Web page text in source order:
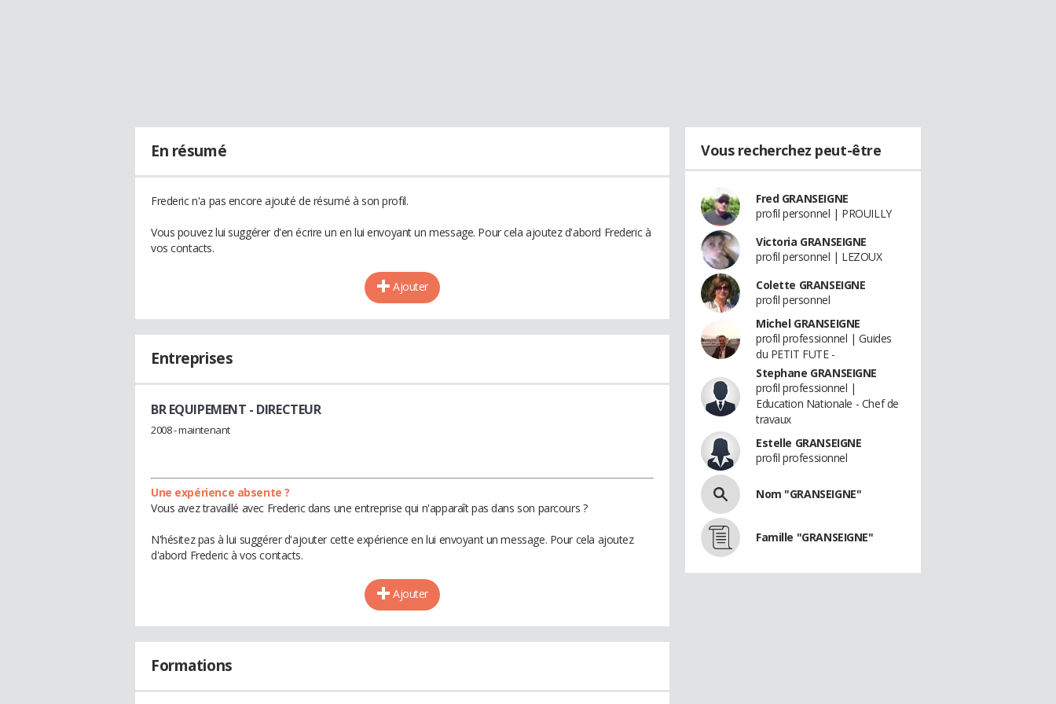
En résumé
Frederic n'a pas encore ajouté de résumé à son profil.
Vous pouvez lui suggérer d'en écrire un en lui envoyant un message. Pour cela ajoutez d'abord Frederic à
vos contacts.
Ajouter
Entreprises
BR EQUIPEMENT - DIRECTEUR
2008 - maintenant
Une expérience absente ?
Vous avez travaillé avec Frederic dans une entreprise qui n'apparaît pas dans son parcours ?
N'hésitez pas à lui suggérer d'ajouter cette expérience en lui envoyant un message. Pour cela ajoutez
d'abord Frederic à vos contacts.
Ajouter
Formations
Vous recherchez peut-être
Fred GRANSEIGNE
profil personnel | PROUILLY
Victoria GRANSEIGNE
profil personnel | LEZOUX
Colette GRANSEIGNE
profil personnel
Michel GRANSEIGNE
profil professionnel | Guides
du PETIT FUTE -
Stephane GRANSEIGNE
profil professionnel |
Education Nationale - Chef de
travaux
Estelle GRANSEIGNE
profil professionnel
Nom "GRANSEIGNE"
Famille "GRANSEIGNE"